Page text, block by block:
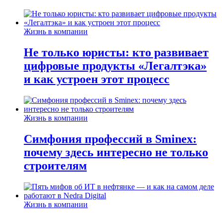
Жизнь в компании
Не только юристы: кто развивает
цифровые продукты «Легалтэка»
и как устроен этот процесс
Жизнь в компании
Симфония профессий в Sminex:
почему здесь интересно не только
строителям
Жизнь в компании